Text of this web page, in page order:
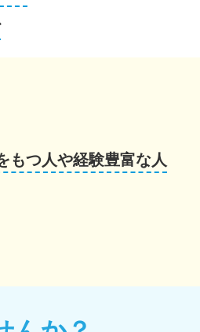
もつ人や経験豊富な人